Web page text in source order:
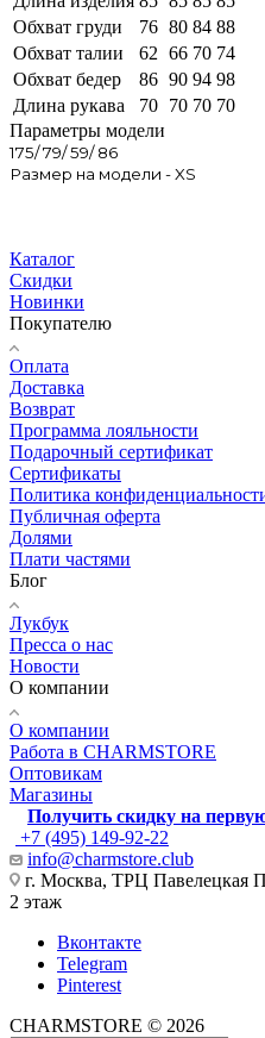
Обхват груди
76 80 84 88
Обхват талии
62 66 70 74
Обхват бедер
86 90 94 98
Длина рукава
70 70 70 70
Параметры модели
175/ 79/ 59/ 86
Размер на модели - XS
Каталог
Скидки
Новинки
Покупателю
Оплата
Доставка
Возврат
Программа лояльности
Подарочный сертификат
Сертификаты
Политика
Публичная оферта
Долями
Плати частями
Блог
Лукбук
Пресса о нас
Новости
О компании
О компании
Работа в CHARMSTORE
Оптовикам
Магазины
Получить скидку на
+7 (495) 149-92-22
info@charmstore.club
г. Москва, ТРЦ Павелецкая
2 этаж
Вконтакте
Telegram
Pinterest
CHARMSTORE © 2026